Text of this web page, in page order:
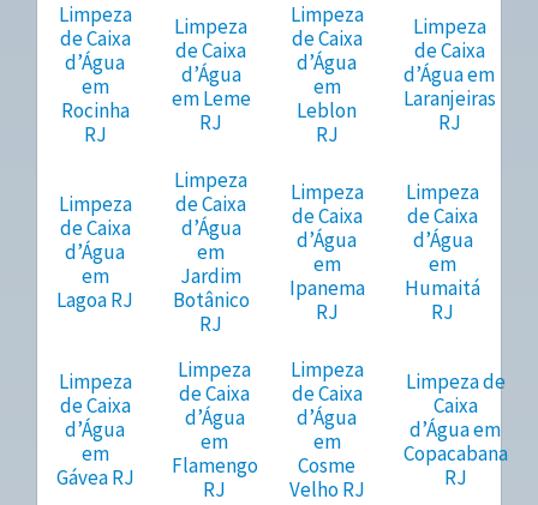
Limpeza
de Caixa
d’Água
em
Rocinha
RJ
Limpeza
de Caixa
d’Água
em Leme
RJ
Limpeza
de Caixa
d’Água
em
Leblon
RJ
Limpeza
de Caixa
d’Água em
Laranjeiras
RJ
Limpeza
de Caixa
d’Água
em
Lagoa RJ
Limpeza
de Caixa
d’Água
em
Jardim
Botânico
RJ
Limpeza
de Caixa
d’Água
em
Ipanema
RJ
Limpeza
de Caixa
d’Água
em
Humaitá
RJ
Limpeza
de Caixa
d’Água
em
Gávea RJ
Limpeza
de Caixa
d’Água
em
Flamengo
RJ
Limpeza
de Caixa
d’Água
em
Cosme
Velho RJ
Limpeza de
Caixa
d’Água em
Copacabana
RJ